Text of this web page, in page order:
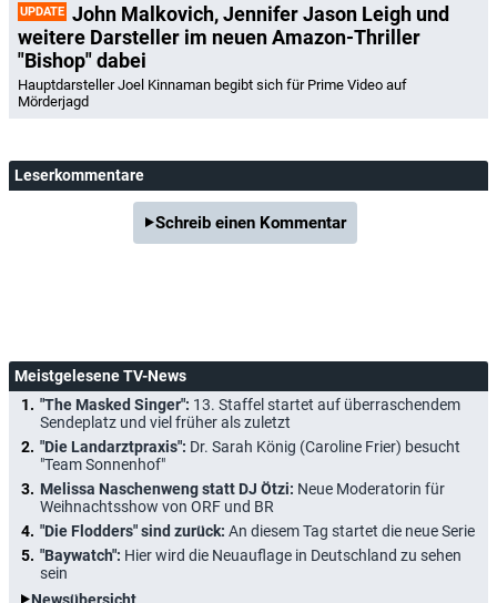
UPDATE John Malkovich, Jennifer Jason Leigh und
weitere Darsteller im neuen Amazon-Thriller
"Bishop" dabei
Hauptdarsteller Joel Kinnaman begibt sich für Prime Video auf
Mörderjagd
Leserkommentare
Schreib einen Kommentar
Meistgelesene TV-News
"The Masked Singer": 13. Staffel startet auf überraschendem
Sendeplatz und viel früher als zuletzt
"Die Landarztpraxis": Dr. Sarah König (Caroline Frier) besucht
"Team Sonnenhof"
Melissa Naschenweng statt DJ Ötzi: Neue Moderatorin für
Weihnachtsshow von ORF und BR
"Die Flodders" sind zurück: An diesem Tag startet die neue Serie
"Baywatch": Hier wird die Neuauflage in Deutschland zu sehen
sein
Newsübersicht